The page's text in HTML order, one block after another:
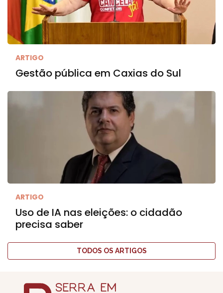
ARTIGO
Gestão pública em Caxias do Sul
ARTIGO
Uso de IA nas eleições: o cidadão
precisa saber
TODOS OS ARTIGOS